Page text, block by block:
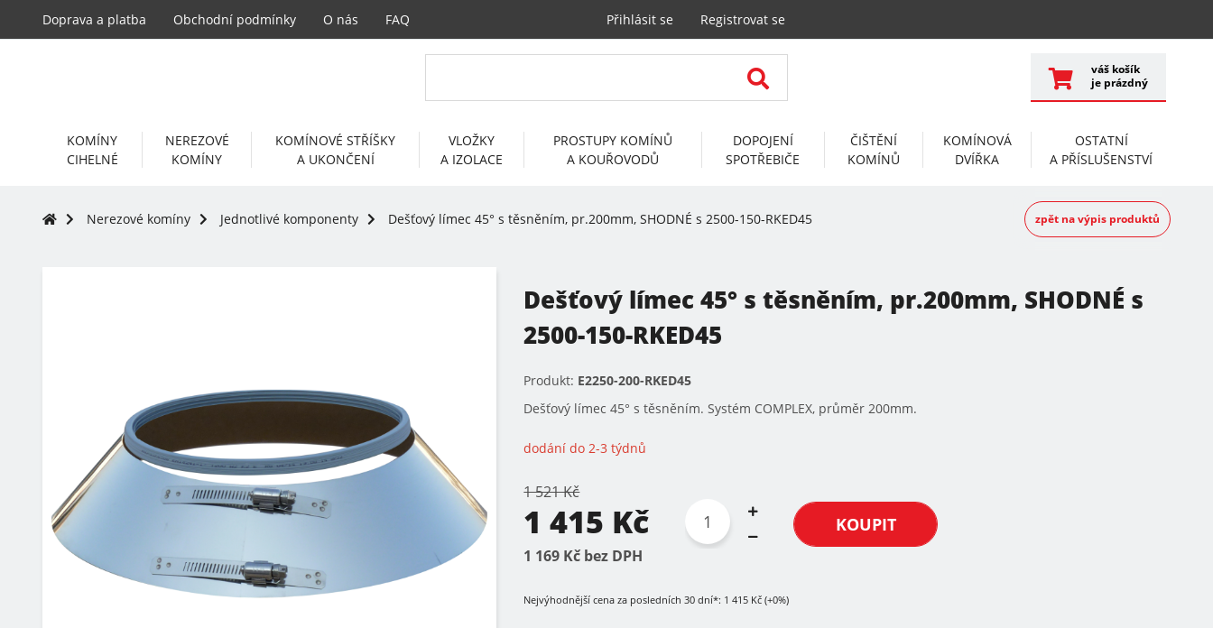
Doprava a platba Obchodní podmínky O nás FAQ Přihlásit se Registrovat se
váš košík
je prázdný
KOMÍNY
CIHELNÉ
NEREZOVÉ
KOMÍNY
KOMÍNOVÉ STŘÍŠKY
A UKONČENÍ
VLOŽKY
A IZOLACE
PROSTUPY KOMÍNŮ
A KOUŘOVODŮ
DOPOJENÍ
SPOTŘEBIČE
ČIŠTĚNÍ
KOMÍNŮ
KOMÍNOVÁ
DVÍŘKA
OSTATNÍ
A PŘÍSLUŠENSTVÍ
Nerezové komíny Jednotlivé komponenty Dešťový límec 45° s těsněním, pr.200mm, SHODNÉ s 2500-150-RKED45 zpět na výpis produktů
Dešťový límec 45° s těsněním, pr.200mm, SHODNÉ s
2500-150-RKED45
Produkt: E2250-200-RKED45
Dešťový límec 45° s těsněním. Systém COMPLEX, průměr 200mm.
dodání do 2-3 týdnů
1 521 Kč
1 415 Kč
1 169 Kč bez DPH
KOUPIT
Nejvýhodnější cena za posledních 30 dní*: 1 415 Kč (+0%)